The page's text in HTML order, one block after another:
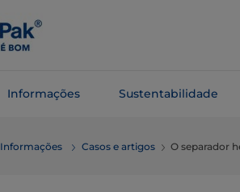
Informações Sustentabilidade
Informações Casos e artigos O separador